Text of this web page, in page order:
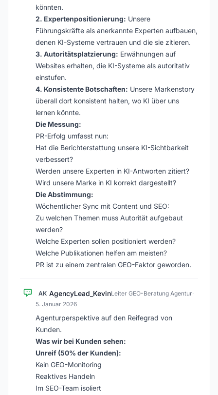
könnten.
2. Expertenpositionierung: Unsere
Führungskräfte als anerkannte Experten aufbauen,
denen KI-Systeme vertrauen und die sie zitieren.
3. Autoritätsplatzierung: Erwähnungen auf
Websites erhalten, die KI-Systeme als autoritativ
einstufen.
4. Konsistente Botschaften: Unsere Markenstory
überall dort konsistent halten, wo KI über uns
lernen könnte.
Die Messung:
PR-Erfolg umfasst nun:
Hat die Berichterstattung unsere KI-Sichtbarkeit
verbessert?
Werden unsere Experten in KI-Antworten zitiert?
Wird unsere Marke in KI korrekt dargestellt?
Die Abstimmung:
Wöchentlicher Sync mit Content und SEO:
Zu welchen Themen muss Autorität aufgebaut
werden?
Welche Experten sollen positioniert werden?
Welche Publikationen helfen am meisten?
PR ist zu einem zentralen GEO-Faktor geworden.
AK AgencyLead_KevinLeiter GEO-Beratung Agentur·
5. Januar 2026
Agenturperspektive auf den Reifegrad von
Kunden.
Was wir bei Kunden sehen:
Unreif (50% der Kunden):
Kein GEO-Monitoring
Reaktives Handeln
Im SEO-Team isoliert